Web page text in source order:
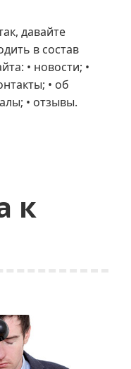
давайте
в состав
• новости; •
• об
• отзывы.
к